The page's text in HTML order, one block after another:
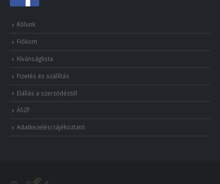
Rólunk
Fiókom
Kívánságlista
Fizetés és szállítás
Elállás a szerződéstől
ÁSZF
Adatkezelési tájékoztató